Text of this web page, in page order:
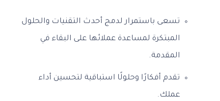
تسعى باستمرار لدمج أحدث التقنيات والحلول
المبتكرة لمساعدة عملائها على البقاء في
المقدمة.
تقدم أفكارًا وحلولًا استباقية لتحسين أداء
عملك.